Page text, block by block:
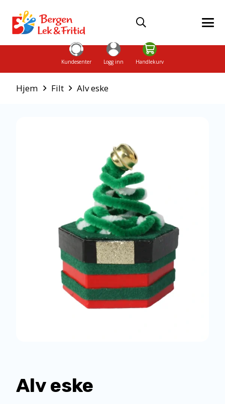
Kundesenter Logg inn Handlekurv
Hjem Filt Alv eske
Alv eske